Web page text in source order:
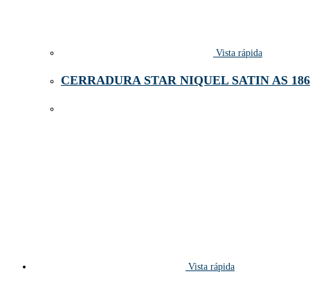
Vista rápida
CERRADURA STAR NIQUEL SATIN AS
Vista rápida